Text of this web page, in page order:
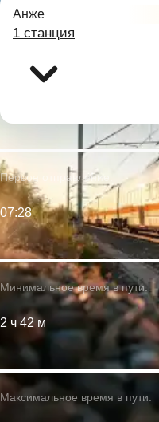
Анже
1 станция
Минимальное время в пути:
2 ч 42 м
Первое отправление:
07:28
Максимальное время в пути: